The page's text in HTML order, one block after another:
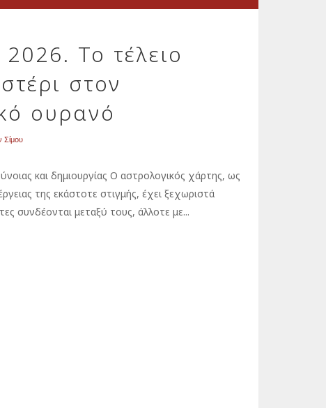
Το τέλειο
στον
ουρανό
Σίμου
και δημιουργίας Ο αστρολογικός χάρτης, ως
της εκάστοτε στιγμής, έχει ξεχωριστά
συνδέονται μεταξύ τους, άλλοτε με...